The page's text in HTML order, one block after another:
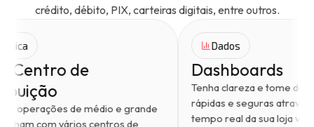
crédito, débito, PIX, carteiras digitais, entre outros.
Multi-Centro de
Distribuição
Feito para operações de médio e grande
que trabalham com vários centros de
Tenha
rápidas e
tempo real da